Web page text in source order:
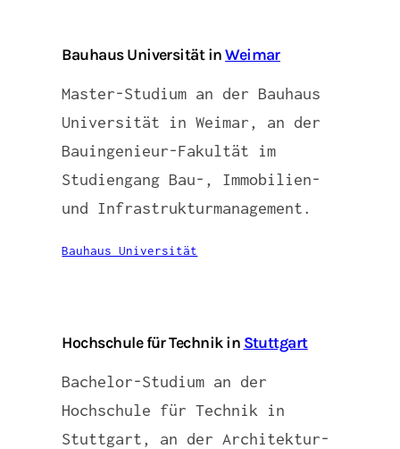
Bauhaus Universität inWeimar
Master-Studium an der Bauhaus
Universität in Weimar, an der
Bauingenieur-Fakultät im
Studiengang Bau-, Immobilien-
und Infrastrukturmanagement.
Bauhaus Universität
Hochschule für Technik in Stuttgart
Bachelor-Studium an der
Hochschule für Technik in
Stuttgart, an der Architektur-